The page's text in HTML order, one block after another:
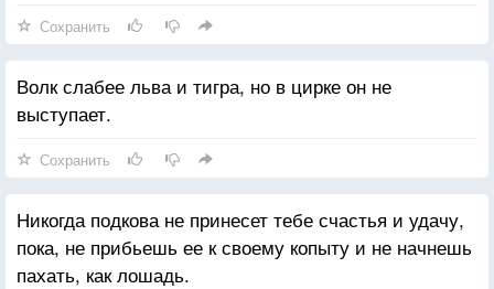
Сохранить
Волк слабее льва и тигра, но в цирке он не
выступает.
Сохранить
Никогда подкова не принесет тебе счастья и удачу,
пока, не прибьешь ее к своему копыту и не начнешь
пахать, как лошадь.